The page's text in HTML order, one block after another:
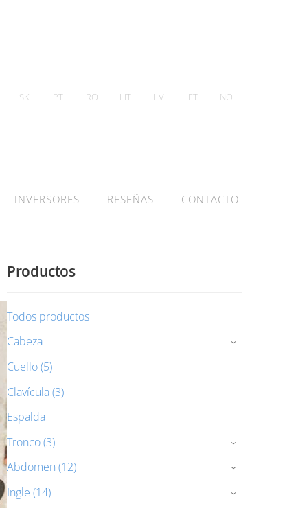
INVERSORES RESEÑAS CONTACTO
SK PT RO LIT LV ET NO
Productos
Todos productos
Cabeza
›
Cuello (5)
Clavícula (3)
Espalda
Tronco (3)
›
Abdomen (12) ›
Ingle (14) ›